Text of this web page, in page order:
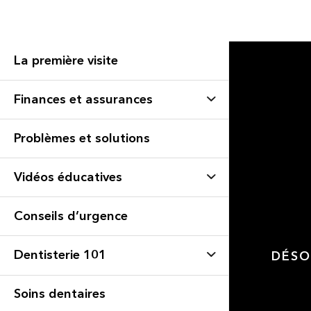
La première visite
Finances et assurances
Problèmes et solutions
Vidéos éducatives
Conseils d’urgence
Dentisterie 101
Soins dentaires